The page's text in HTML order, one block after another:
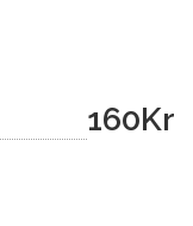
160Kr